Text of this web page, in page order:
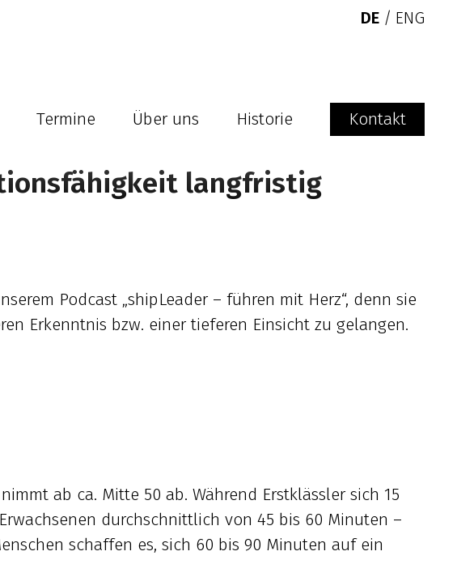
DE / ENG
Termine Über uns Historie Kontakt
langfristig
Podcast „shipLeader – führen mit Herz“, denn sie
Erkenntnis bzw. einer tieferen Einsicht zu gelangen.
ab ca. Mitte 50 ab. Während Erstklässler sich 15
durchschnittlich von 45 bis 60 Minuten –
schaffen es, sich 60 bis 90 Minuten auf ein